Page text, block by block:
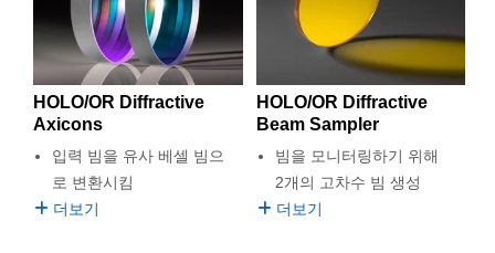
HOLO/OR Diffractive
Axicons
입력 빔을 유사 베셀 빔으
로 변환시킴
더보기
HOLO/OR Diffractive
Beam Sampler
빔을 모니터링하기 위해
2개의 고차수 빔 생성
더보기